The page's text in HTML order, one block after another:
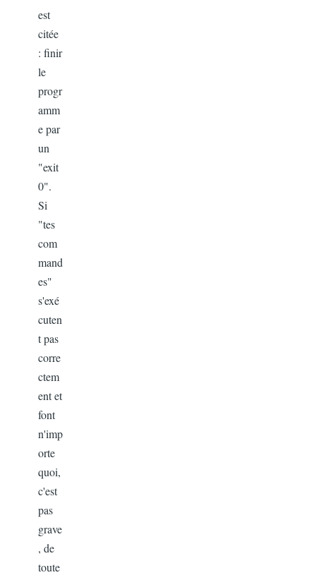
est
citée
: finir
le
progr
amm
e par
un
"exit
0".
Si
"tes
com
mand
es"
s'exé
cuten
t pas
corre
ctem
ent et
font
n'imp
orte
quoi,
c'est
pas
grave
, de
toute